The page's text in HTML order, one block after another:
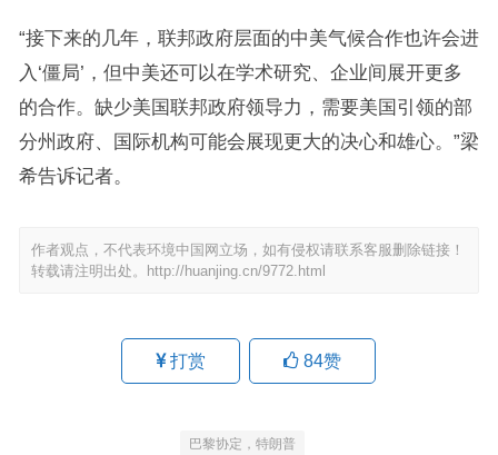
“接下来的几年，联邦政府层面的中美气候合作也许会进
入‘僵局’，但中美还可以在学术研究、企业间展开更多
的合作。缺少美国联邦政府领导力，需要美国引领的部
分州政府、国际机构可能会展现更大的决心和雄心。”梁
希告诉记者。
作者观点，不代表环境中国网立场，如有侵权请联系客服删除链接！
转载请注明出处。
http://huanjing.cn/9772.html
打赏 84赞
巴黎协定，特朗普